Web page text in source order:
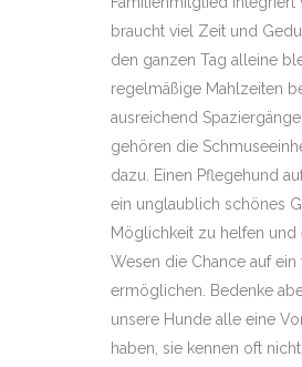
braucht viel Zeit und
den ganzen Tag alleine
regelmäßige Mahlzeiten
ausreichend
gehören die
dazu. Einen Pflegehund
ein unglaublich schönes
Möglichkeit zu helfen und
Wesen die Chance auf
ermöglichen. Bedenke
unsere Hunde alle eine
haben, sie kennen oft